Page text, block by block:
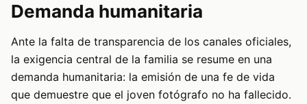
Demanda humanitaria
Ante la falta de transparencia de los canales oficiales,
la exigencia central de la familia se resume en una
demanda humanitaria: la emisión de una fe de vida
que demuestre que el joven fotógrafo no ha fallecido.